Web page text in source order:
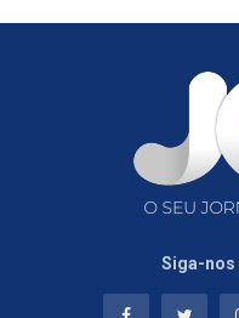
Siga-nos